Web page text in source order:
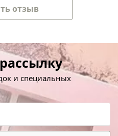
отзыв
и специальных